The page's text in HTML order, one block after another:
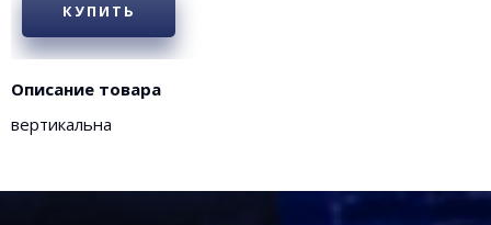
КУПИТЬ
Описание товара
вертикальна